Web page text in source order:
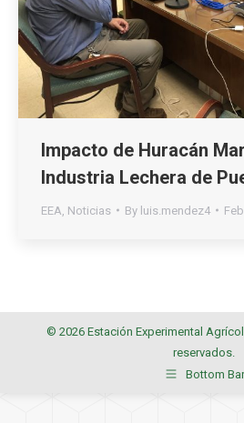
Impacto de Huracán
Industria Lechera de
EEA Noticias By luis.mendez4
© 2026 Estación Experimental
reservados.
Bottom Bar